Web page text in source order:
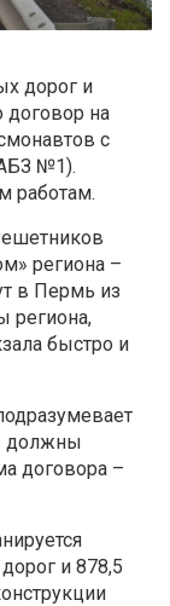
дорог и
договор на
с
№1).
работам.
региона –
в Пермь из
региона,
быстро и
должны
договора –
и 878,5